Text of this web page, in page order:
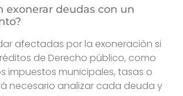
exonerar deudas con un
afectadas por la exoneración si
de Derecho público, como
impuestos municipales, tasas o
necesario analizar cada deuda y